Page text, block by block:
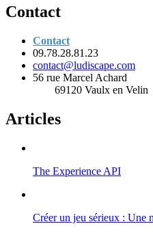
Contact
Contact
09.78.28.81.23
contact@ludiscape.com
56 rue Marcel Achard
69120 Vaulx en Velin
Articles
The Experience API
Créer un jeu sérieux : Une